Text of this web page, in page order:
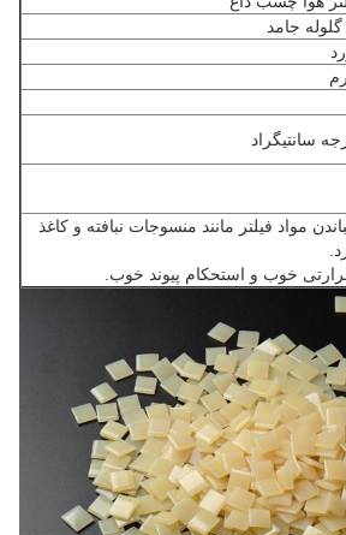
جامد
مواد فیلتر مانند منسوجات نبافته و کاغذ
خوب و استحکام پیوند خوب.